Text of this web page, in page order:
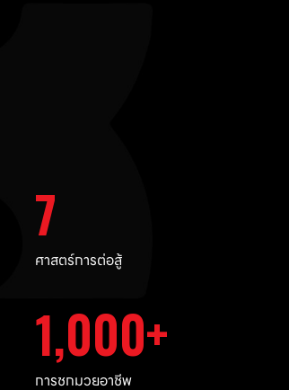
7
ศาสตร์การต่อสู้
1,000
การชกมวยอาชีพ